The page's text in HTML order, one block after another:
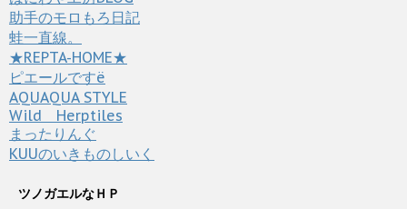
助手のモロもろ日記
蛙一直線。
★REPTA-HOME★
ピエールですё
AQUAQUA STYLE
Wild Herptiles
まったりんぐ
KUUのいきものしいく
ツノガエルなＨＰ